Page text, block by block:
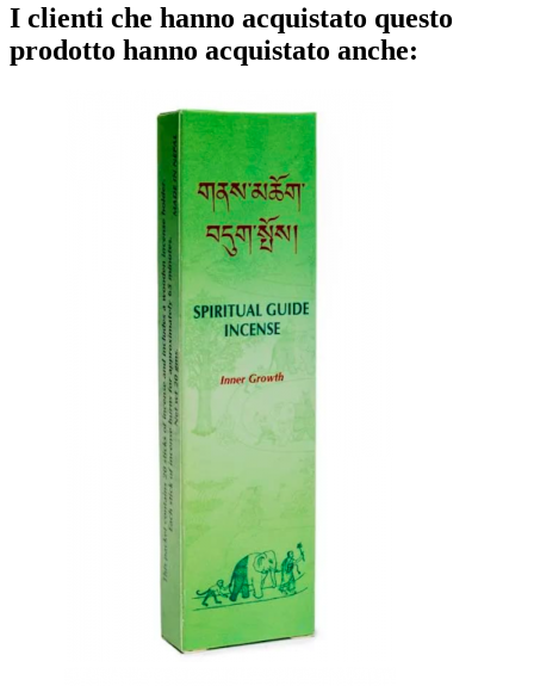
I clienti che hanno acquistato questo
prodotto hanno acquistato anche: